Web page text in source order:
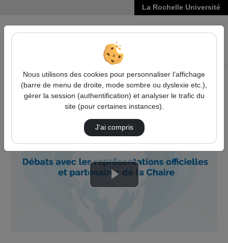
La Rochelle Université
VIDÉOS
Accueil
Vidéos
Débats avec les représentations officielles …
Lire
Nous utilisons des cookies pour personnaliser l’affichage
(barre de menu de droite, mode sombre ou dyslexie etc.),
gérer la session (authentification) et analyser le trafic du
site (pour certaines instances).
J’ai compris